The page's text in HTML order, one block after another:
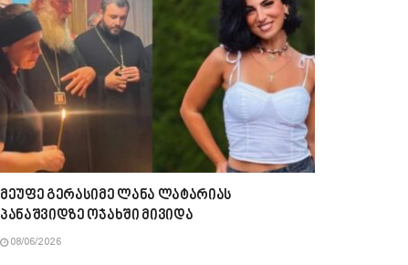
მეუფე გერასიმე ლანა ლატარიას
პანაშვიდზე ოჯახში მივიდა
08/06/2026